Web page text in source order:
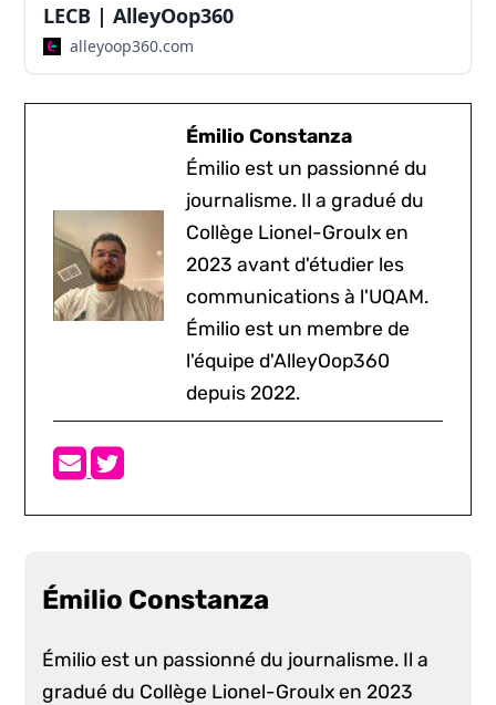
LECB | AlleyOop360
alleyoop360.com
Émilio Constanza
Émilio est un passionné du
journalisme. Il a gradué du
Collège Lionel-Groulx en
2023 avant d'étudier les
communications à l'UQAM.
Émilio est un membre de
l'équipe d'AlleyOop360
depuis 2022.
Émilio Constanza
Émilio est un passionné du journalisme. Il a
gradué du Collège Lionel-Groulx en 2023